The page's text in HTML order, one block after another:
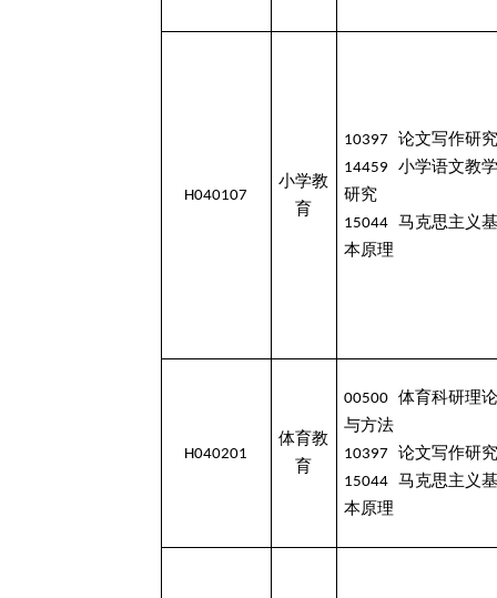
H040107
小学教
育
10397 论文写作研究
14459 小学语文教学
研究
15044 马克思主义基
本原理
H040201
体育教
育
00500 体育科研理论
与方法
10397 论文写作研究
15044 马克思主义基
本原理